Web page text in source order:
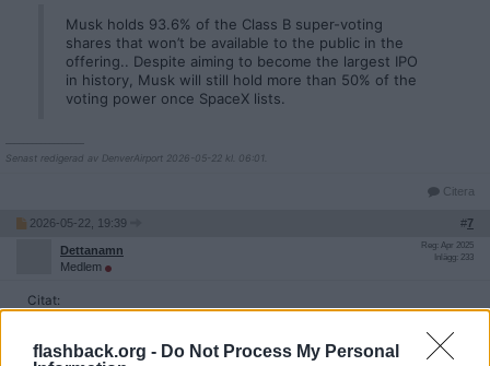
flashback.org - Do Not Process My Personal
Musk holds 93.6% of the Class B super-voting
shares that won’t be available to the public in the
offering.. Despite aiming to become the largest IPO
in history, Musk will still hold more than 50% of the
voting power once SpaceX lists.
Senast redigerad av DenverAirport 2026-05-22 kl. 06:01.
Citera
2026-05-22, 19:39 #7
Dettanamn
Medlem
Reg: Apr 2025
Inlägg: 233
Citat: